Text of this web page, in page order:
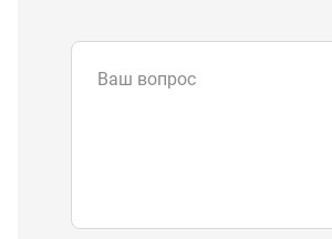
Ваш вопрос